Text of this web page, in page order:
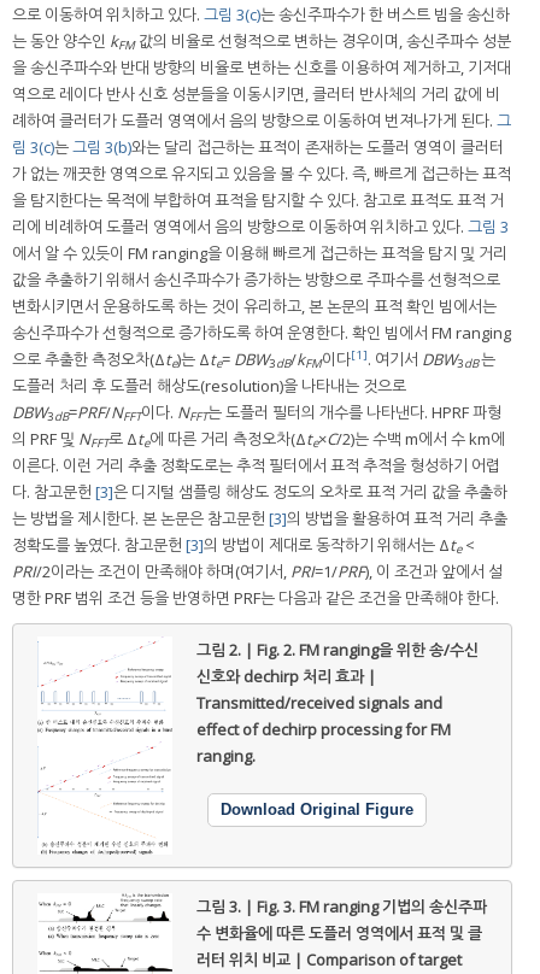
으로 이동하여 위치하고 있다. 그림 3(c)는 송신주파수가 한 버스트 빔을 송신하
는 동안 양수인 kFM값의 비율로 선형적으로 변하는 경우이며, 송신주파수 성분
을 송신주파수와 반대 방향의 비율로 변하는 신호를 이용하여 제거하고, 기저대
역으로 레이다 반사 신호 성분들을 이동시키면, 클러터 반사체의 거리 값에 비
례하여 클러터가 도플러 영역에서 음의 방향으로 이동하여 번져나가게 된다. 그
림 3(c)는그림 3(b)와는 달리 접근하는 표적이 존재하는 도플러 영역이 클러터
가 없는 깨끗한 영역으로 유지되고 있음을 볼 수 있다. 즉, 빠르게 접근하는 표적
을 탐지한다는 목적에 부합하여 표적을 탐지할 수 있다. 참고로 표적도 표적 거
리에 비례하여 도플러 영역에서 음의 방향으로 이동하여 위치하고 있다. 그림 3
에서 알 수 있듯이 FM ranging을 이용해 빠르게 접근하는 표적을 탐지 및 거리
값을 추출하기 위해서 송신주파수가 증가하는 방향으로 주파수를 선형적으로
변화시키면서 운용하도록 하는 것이 유리하고, 본 논문의 표적 확인 빔에서는
송신주파수가 선형적으로 증가하도록 하여 운영한다. 확인 빔에서 FM ranging
으로 추출한 측정오차(Δte)는 Δte= DBW3dB/kFM이다[1]. 여기서 DBW3dB는
도플러 처리 후 도플러 해상도(resolution)을 나타내는 것으로
DBW3dB=PRF/NFFT이다. NFFT는 도플러 필터의 개수를 나타낸다. HPRF 파형
의 PRF 및 NFFT로 Δte에 따른 거리 측정오차(Δte×C/2)는 수백 m에서 수 km에
이른다. 이런 거리 추출 정확도로는 추적 필터에서 표적 추적을 형성하기 어렵
다. 참고문헌 [3]은 디지털 샘플링 해상도 정도의 오차로 표적 거리 값을 추출하
는 방법을 제시한다. 본 논문은 참고문헌 [3]의 방법을 활용하여 표적 거리 추출
정확도를 높였다. 참고문헌 [3]의 방법이 제대로 동작하기 위해서는 Δte<
PRI/2이라는 조건이 만족해야 하며(여기서, PRI=1/PRF), 이 조건과 앞에서 설
명한 PRF 범위 조건 등을 반영하면 PRF는 다음과 같은 조건을 만족해야 한다.
그림 2. | Fig. 2.FM ranging을 위한 송/수신
신호와 dechirp 처리 효과 |
Transmitted/received signals and
effect of dechirp processing for FM
ranging.
Download Original Figure
그림 3. | Fig. 3.FM ranging 기법의 송신주파
수 변화율에 따른 도플러 영역에서 표적 및 클
러터 위치 비교 | Comparison of target